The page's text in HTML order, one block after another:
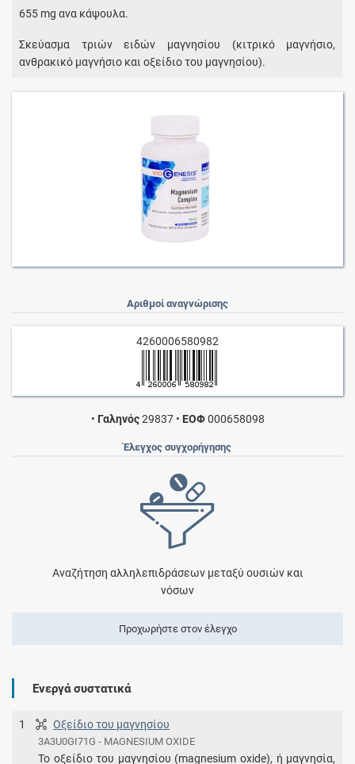
655 mg ανα κάψουλα.
Σκεύασμα τριών ειδών μαγνησίου (κιτρικό μαγνήσιο,
ανθρακικό μαγνήσιο και οξείδιο του μαγνησίου).
Αριθμοί αναγνώρισης
4260006580982
• Γαληνός29837 • ΕΟΦ000658098
Έλεγχος συγχορήγησης
Αναζήτηση αλληλεπιδράσεων μεταξύ ουσιών και
νόσων
Προχωρήστε στον έλεγχο
Ενεργά συστατικά
1 Οξείδιο του μαγνησίου
3A3U0GI71G - MAGNESIUM OXIDE
Το οξείδιο του μαγνησίου (magnesium oxide), ή μαγνησία,